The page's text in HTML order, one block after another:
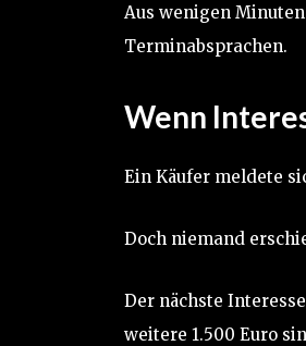
Aus wenigen
Terminabsprachen.
Wenn
Ein Käufer meldete
Doch niemand
Der nächste
weitere 1.500 Euro